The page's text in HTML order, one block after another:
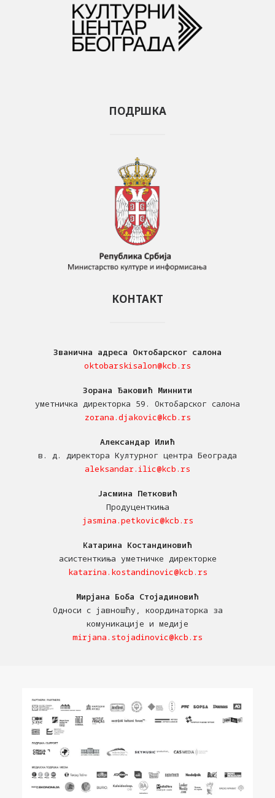
ПОДРШКА
КОНТАКТ
Званична адреса Октобарског салона
oktobarskisalon@kcb.rs
Зорана Ђаковић Миннити
уметничка директорка 59. Октобарског салона
zorana.djakovic@kcb.rs
Александар Илић
в. д. директора Културног центра Београда
aleksandar.ilic@kcb.rs
Јасмина Петковић
Продуценткиња
jasmina.petkovic@kcb.rs
Катарина Костандиновић
асистенткиња уметничке директорке
katarina.kostandinovic@kcb.rs
Мирјана Боба Стојадиновић
Односи с јавношћу, координаторка за
комуникације и медије
mirjana.stojadinovic@kcb.rs